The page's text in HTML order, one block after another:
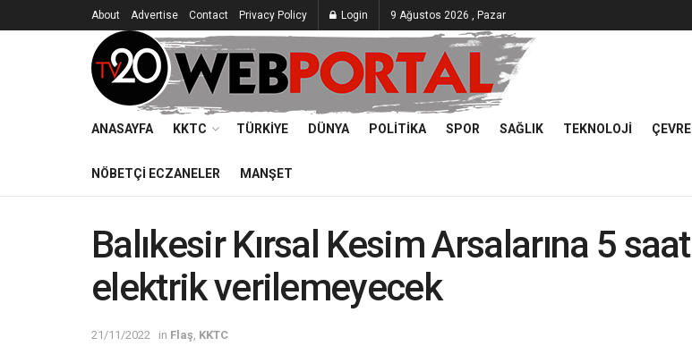
About Advertise Contact Privacy Policy Login 9 Ağustos 2026 , Pazar
ANASAYFA KKTC TÜRKIYE DÜNYA POLITIKA SPOR SAĞLIK TEKNOLOJI ÇEVRE
NÖBETÇI ECZANELER MANŞET
Balıkesir Kırsal Kesim Arsalarına 5 saat
elektrik verilemeyecek
21/11/2022 in Flaş KKTC